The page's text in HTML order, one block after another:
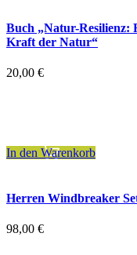
Buch „Natur-Resilienz:
Kraft der Natur“
20,00 €
In den Warenkorb
Herren Windbreaker
98,00 €